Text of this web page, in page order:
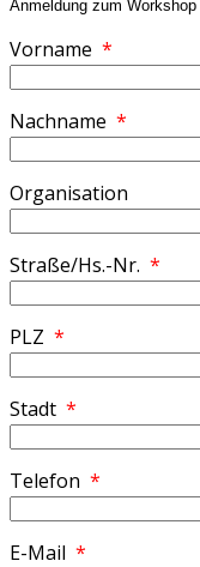
Anmeldung zum Workshop
Vorname *
Nachname *
Organisation
Straße/Hs.-Nr. *
PLZ *
Stadt *
Telefon *
E-Mail *